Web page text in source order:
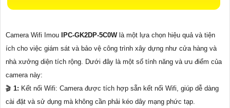
Camera Wifi Imou IPC-GK2DP-5C0W là một lựa chọn hiệu quả và tiện
ích cho việc giám sát và bảo vệ công trình xây dựng như cửa hàng và
nhà xưởng diện tích rộng. Dưới đây là một số tính năng và ưu điểm của
camera này:
🎬 1: Kết nối Wifi: Camera được tích hợp sẵn kết nối Wifi, giúp dễ dàng
cài đặt và sử dụng mà không cần phải kéo dây mạng phức tạp.